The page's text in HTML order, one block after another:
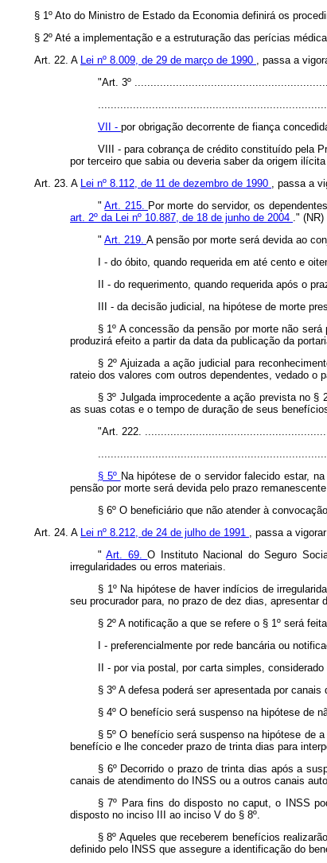
§ 1º Ato do Ministro de Estado da Economia definirá os
§ 2º Até a implementação e a estruturação das perícias
Art. 22. A Lei nº 8.009, de 29 de março de 1990 , passa a
"Art. 3º
VII - por obrigação decorrente de fiança
VIII - para cobrança de crédito constituído pela
por terceiro que sabia ou deveria saber da origem
Art. 23. A Lei nº 8.112, de 11 de dezembro de 1990 , passa a
"Art. 215. Por morte do servidor, os
art. 2º da Lei nº 10.887, de 18 de junho de 2004 ." (NR)
" Art. 219. A pensão por morte será devida ao
I - do óbito, quando requerida em até cento e
II - do requerimento, quando requerida após o
III - da decisão judicial, na hipótese de morte
§ 1º A concessão da pensão por morte não
produzirá efeito a partir da data da publicação da
§ 2º Ajuizada a ação judicial para
rateio dos valores com outros dependentes, vedado o
§ 3º Julgada improcedente a ação prevista no
as suas cotas e o tempo de duração de seus
"Art. 222.
§ 5º Na hipótese de o servidor falecido estar,
pensão por morte será devida pelo prazo
§ 6º O beneficiário que não atender à
Art. 24. A Lei nº 8.212, de 24 de julho de 1991 , passa a
"Art. 69.O Instituto Nacional do Seguro
irregularidades ou erros materiais.
§ 1º Na hipótese de haver indícios de
seu procurador para, no prazo de dez dias,
§ 2º A notificação a que se refere o § 1º será
I - preferencialmente por rede bancária ou
II - por via postal, por carta simples,
§ 3º A defesa poderá ser apresentada por
§ 4º O benefício será suspenso na hipótese de
§ 5º O benefício será suspenso na hipótese de
benefício e lhe conceder prazo de trinta dias para
§ 6º Decorrido o prazo de trinta dias após a
canais de atendimento do INSS ou a outros canais
§ 7º Para fins do disposto no caput, o INSS
disposto no inciso III ao inciso V do § 8º.
§ 8º Aqueles que receberem benefícios
definido pelo INSS que assegure a identificação do